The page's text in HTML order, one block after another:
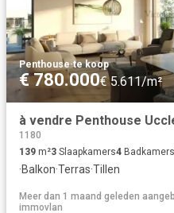
Penthouse·te koop
€ 780.000€ 5.611/m²
à vendre Penthouse
1180
139 m²3 Slaapkamers4 Badkamers
·Balkon·Terras·Tillen
Meer dan 1 maand geleden
immovlan